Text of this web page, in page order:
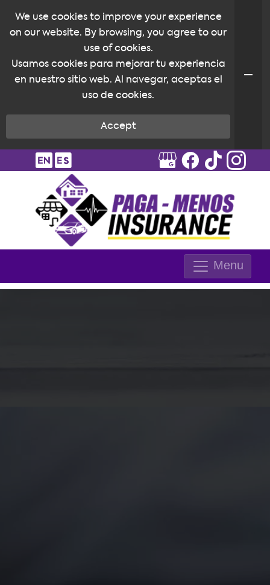
Menu
We use cookies to improve your experience
on our website. By browsing, you agree to our
use of cookies.
Usamos cookies para mejorar tu experiencia
en nuestro sitio web. Al navegar, aceptas el
uso de cookies.
Accept